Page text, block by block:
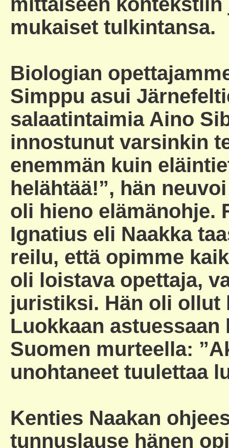
mukaiset tulkintansa.
Biologian
Simppu asui
salaatintaimia Aino
innostunut varsinkin
enemmän kuin
helähtää!”, hän
oli hieno elämänohje.
Ignatius eli Naakka
reilu, että opimme
oli loistava opettaja,
juristiksi. Hän oli ollut
Luokkaan
Suomen murteella:
unohtaneet tuulettaa
Kenties Naakan
tunnuslause hänen